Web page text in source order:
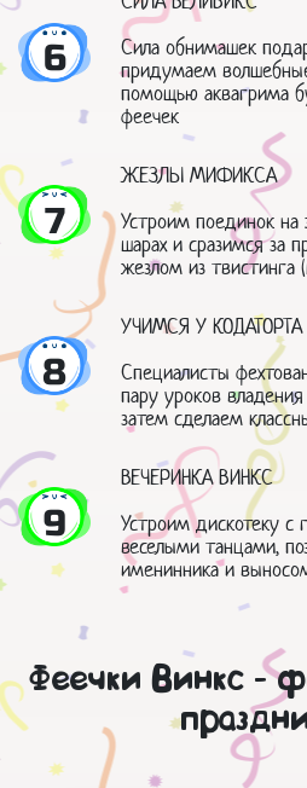
6
Сила обнимашек
придумаем
помощью аквагрима
феечек
7
ЖЕЗЛЫ МИФИКСА
Устроим поединок на
шарах и сразимся за
жезлом из твистинга
8
УЧИМСЯ У КОДАТОРТА
Специалисты
пару уроков
затем сделаем
9
ВЕЧЕРИНКА ВИНКС
Устроим дискотеку с
веселыми танцами,
именинника и
Феечки Винкс -